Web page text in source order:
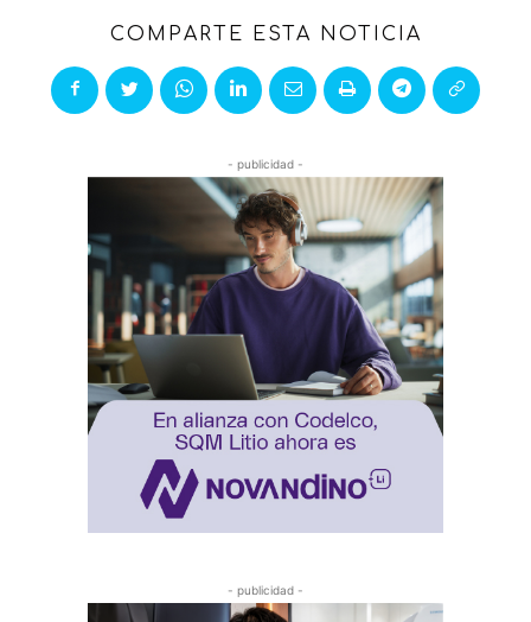
COMPARTE ESTA NOTICIA
- publicidad -
- publicidad -